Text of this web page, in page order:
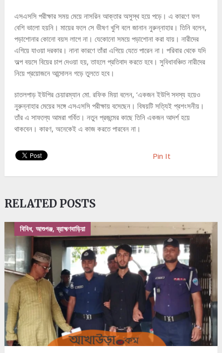
এসএসসি পরীক্ষার সময় মেয়ে নাসরিন আক্তার অসুস্থ হয়ে পড়ে। এ কারণে ফল
বেশি ভালো হয়নি। মায়ের ফলে সে ভীষণ খুশি বলে জানান নুরুন্নাহার। তিনি বলেন,
পড়াশোনার কোনো বয়স লাগে না। যেকোনো সময়ে পড়াশোনা করা যায়। নারীদের
এগিয়ে যাওয়া দরকার। নানা কারণে তাঁরা এগিয়ে যেতে পারেন না। পরিবার থেকে যদি
অল্প বয়সে বিয়ের চাপ দেওয়া হয়, তাহলে প্রতিবাদ করতে হবে। সুবিধাবঞ্চিত নারীদের
নিয়ে প্রয়োজনে আন্দোলন গড়ে তুলতে হবে।
চাতলপাড় ইউপির চেয়ারম্যান মো. রফিক মিয়া বলেন, ‘একজন ইউপি সদস্য হয়েও
নুরুন্নাহার মেয়ের সঙ্গে এসএসসি পরীক্ষায় বসেছেন। বিষয়টি সত্যিই প্রশংসনীয়।
তাঁর এ সাফল্যে আমরা গর্বিত। নতুন প্রজন্মের কাছে তিনি একজন আদর্শ হয়ে
থাকবেন। কারণ, অনেকেই এ কাজ করতে পারবেন না।
Pin It
RELATED POSTS
বিবিধ, আশুগঞ্জ, ব্রাহ্মণবাড়িয়া